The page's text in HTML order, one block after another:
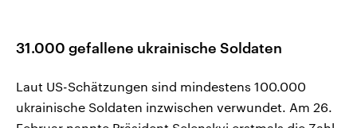
31.000 gefallene ukrainische Soldaten
Laut US-Schätzungen sind mindestens 100.000
ukrainische Soldaten inzwischen verwundet. Am 26.